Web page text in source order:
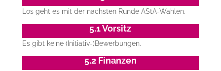
Los geht es mit der nächsten Runde AStA-Wahlen.
5.1 Vorsitz
Es gibt keine (Initiativ-)Bewerbungen.
5.2 Finanzen